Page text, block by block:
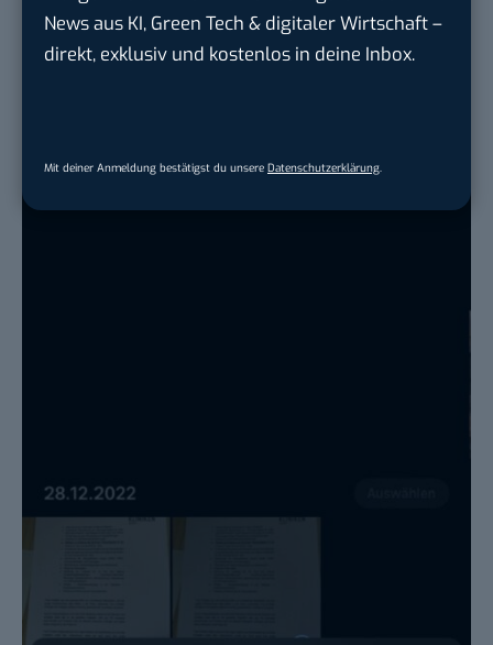
News aus KI, Green Tech & digitaler Wirtschaft –
direkt, exklusiv und kostenlos in deine Inbox.
Mit deiner Anmeldung bestätigst du unsere Datenschutzerklärung.